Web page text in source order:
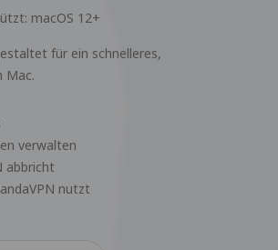
macOS 12+
für ein schnelleres,
Mac.
verwalten
abbricht
nutzt